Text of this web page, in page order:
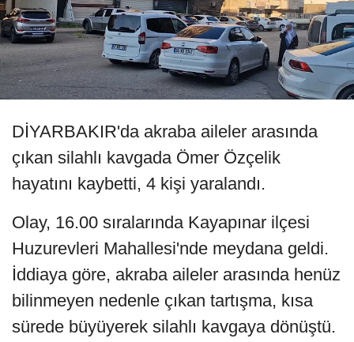
DİYARBAKIR'da akraba aileler arasında
çıkan silahlı kavgada Ömer Özçelik
hayatını kaybetti, 4 kişi yaralandı.
Olay, 16.00 sıralarında Kayapınar ilçesi
Huzurevleri Mahallesi'nde meydana geldi.
İddiaya göre, akraba aileler arasında henüz
bilinmeyen nedenle çıkan tartışma, kısa
sürede büyüyerek silahlı kavgaya dönüştü.